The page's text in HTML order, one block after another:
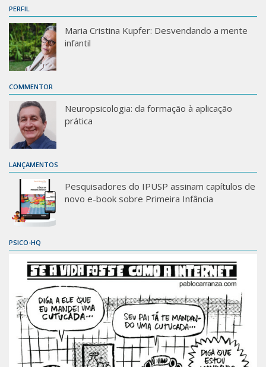
PERFIL
Maria Cristina Kupfer: Desvendando a mente
infantil
COMMENTOR
Neuropsicologia: da formação à aplicação
prática
LANÇAMENTOS
Pesquisadores do IPUSP assinam capítulos de
novo e-book sobre Primeira Infância
PSICO-HQ